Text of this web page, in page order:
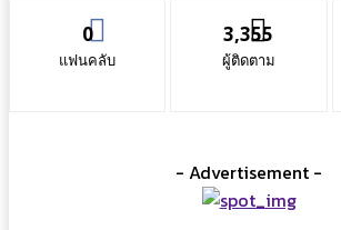
0
แฟนคลับ
3,355
ผู้ติดตาม
- Advertisement -